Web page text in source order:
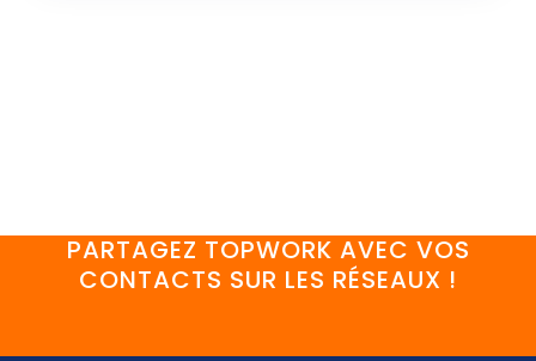
PARTAGEZ TOPWORK AVEC VOS
CONTACTS SUR LES RÉSEAUX !